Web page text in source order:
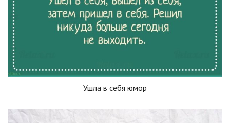
Ушла в себя юмор